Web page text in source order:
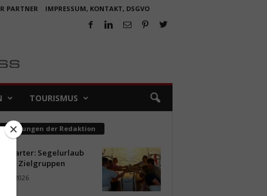
PARTNER IMPRESSUM, KONTAKT, DSGVO
TOURISMUS
der Redaktion
Segelurlaub
Zielgruppen
2026